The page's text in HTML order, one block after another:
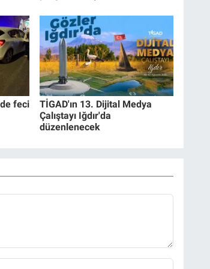
feci
TİGAD'ın 13. Dijital Medya
Çalıştayı Iğdır'da
düzenlenecek